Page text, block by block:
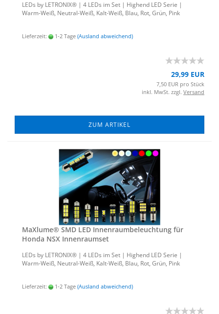
LEDs by LE­TRO­NIX® | 4 LEDs im Set | Hig­h­end LED Serie |
Warm-​Weiß, Neutral-​Weiß, Kalt-​Weiß, Blau, Rot, Grün, Pink
Lieferzeit: 1-2 Tage (Ausland abweichend)
29,99 EUR
7,50 EUR pro Stück
inkl. MwSt. zzgl. Versand
ZUM ARTIKEL
MaXlu­me® SMD LED In­nen­raum­be­leuch­tung für
Honda NSX In­nen­ra­um­set
LEDs by LE­TRO­NIX® | 4 LEDs im Set | Hig­h­end LED Serie |
Warm-​Weiß, Neutral-​Weiß, Kalt-​Weiß, Blau, Rot, Grün, Pink
Lieferzeit: 1-2 Tage (Ausland abweichend)